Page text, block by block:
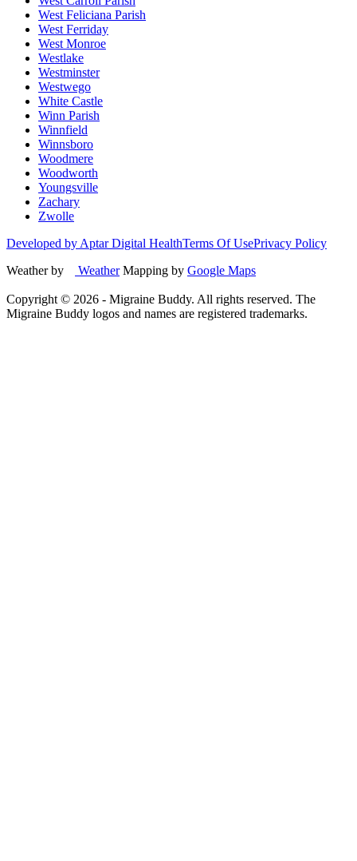
West Feliciana Parish
West Ferriday
West Monroe
Westlake
Westminster
Westwego
White Castle
Winn Parish
Winnfield
Winnsboro
Woodmere
Woodworth
Youngsville
Zachary
Zwolle
Developed by Aptar Digital HealthTerms Of UsePrivacy Policy
Weather by
WeatherMapping by Google Maps
Copyright © 2026 - Migraine Buddy. All rights reserved. The
Migraine Buddy logos and names are registered trademarks.